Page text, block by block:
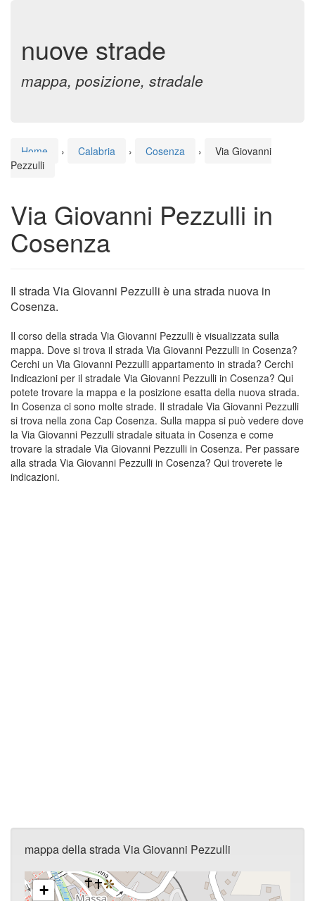
nuove strade
mappa, posizione, stradale
Home › Calabria › Cosenza ›
Via Giovanni
Pezzulli
Via Giovanni Pezzulli in
Cosenza
Il strada Via Giovanni Pezzulli è una strada nuova in
Cosenza.
Il corso della strada Via Giovanni Pezzulli è visualizzata sulla
mappa. Dove si trova il strada Via Giovanni Pezzulli in Cosenza?
Cerchi un Via Giovanni Pezzulli appartamento in strada? Cerchi
Indicazioni per il stradale Via Giovanni Pezzulli in Cosenza? Qui
potete trovare la mappa e la posizione esatta della nuova strada.
In Cosenza ci sono molte strade. Il stradale Via Giovanni Pezzulli
si trova nella zona Cap Cosenza. Sulla mappa si può vedere dove
la Via Giovanni Pezzulli stradale situata in Cosenza e come
trovare la stradale Via Giovanni Pezzulli in Cosenza. Per passare
alla strada Via Giovanni Pezzulli in Cosenza? Qui troverete le
indicazioni.
mappa della strada Via Giovanni Pezzulli
+